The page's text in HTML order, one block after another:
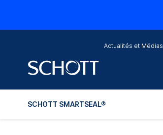
Actualités et Médias
SCHOTT SMARTSEAL®